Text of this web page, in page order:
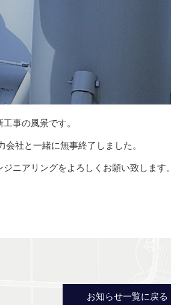
事の風景です。
会社と一緒に無事終了しました。
ニアリングをよろしくお願い致します。
お知らせ一覧に戻る